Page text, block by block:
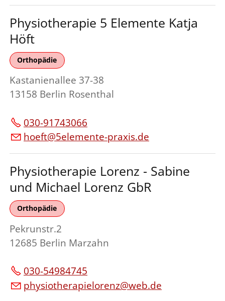
Physiotherapie 5 Elemente Katja
Höft
Orthopädie
Kastanienallee 37-38
13158 Berlin Rosenthal
030-91743066
hoeft@5elemente-praxis.de
Physiotherapie Lorenz - Sabine
und Michael Lorenz GbR
Orthopädie
Pekrunstr.2
12685 Berlin Marzahn
030-54984745
physiotherapielorenz@web.de